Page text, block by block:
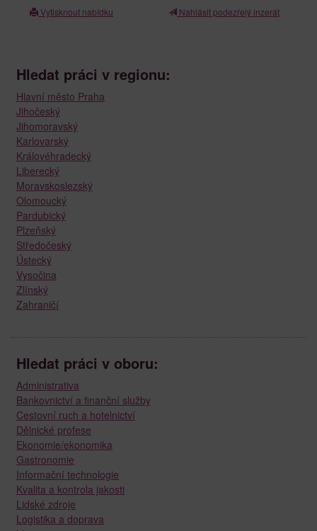
Vytisknout nabídku Nahlásit podezřelý inzerát
Hledat práci v regionu:
Hlavní město Praha
Jihočeský
Jihomoravský
Karlovarský
Královéhradecký
Liberecký
Moravskoslezský
Olomoucký
Pardubický
Plzeňský
Středočeský
Ústecký
Vysočina
Zlínský
Zahraničí
Hledat práci v oboru:
Administrativa
Bankovnictví a finanční služby
Cestovní ruch a hotelnictví
Dělnické profese
Ekonomie/ekonomika
Gastronomie
Informační technologie
Kvalita a kontrola jakosti
Lidské zdroje
Logistika a doprava